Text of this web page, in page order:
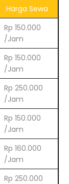
Harga Sewa
Rp 150.000
/Jam
Rp 150.000
/Jam
Rp 250.000
/Jam
Rp 150.000
/Jam
Rp 160.000
/Jam
Rp 250.000